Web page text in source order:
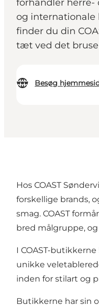
forhandler herre-
og internationale
finder du din
tæt ved det
Besøg
Hos COAST
forskellige brands,
smag. COAST
bred målgruppe,
I COAST-
unikke
inden for stilart og
Butikkerne har sin